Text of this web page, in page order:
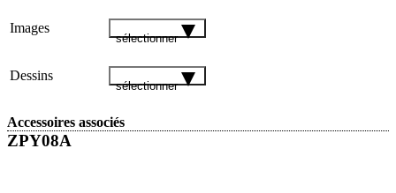
Images
sélectionner
Dessins
sélectionner
Accessoires associés
ZPY08A